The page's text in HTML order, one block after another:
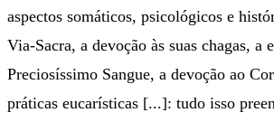
aspectos somáticos, psicológicos e
Via-Sacra, a devoção às suas chagas, a
Preciosíssimo Sangue, a devoção ao
práticas eucarísticas [...]: tudo isso